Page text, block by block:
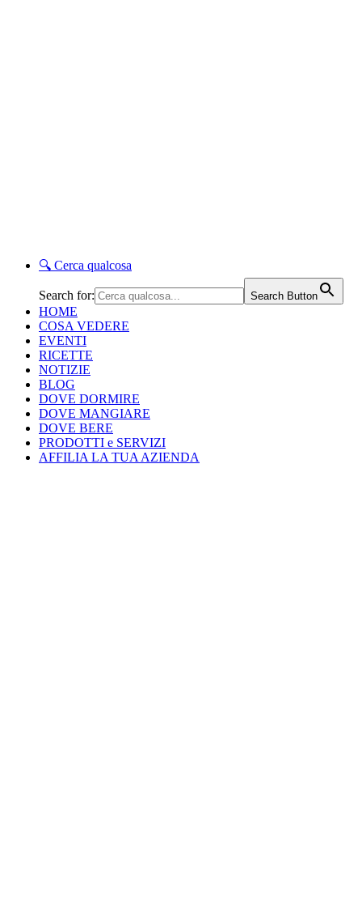
🔍 Cerca qualcosa
Search for: Search Button
HOME
COSA VEDERE
EVENTI
RICETTE
NOTIZIE
BLOG
DOVE DORMIRE
DOVE MANGIARE
DOVE BERE
PRODOTTI e SERVIZI
AFFILIA LA TUA AZIENDA